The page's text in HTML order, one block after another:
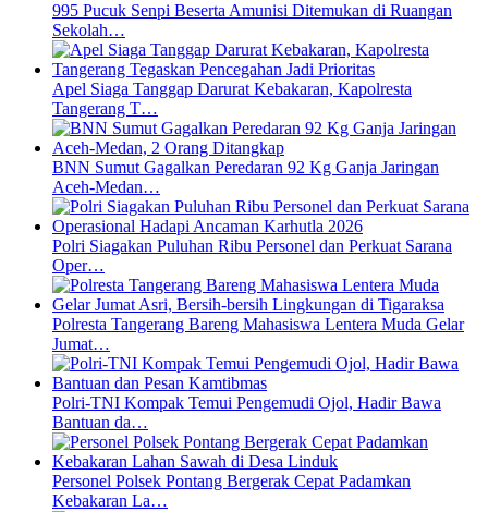
995 Pucuk Senpi Beserta Amunisi Ditemukan di Ruangan
Sekolah…
Apel Siaga Tanggap Darurat Kebakaran, Kapolresta
Tangerang T…
BNN Sumut Gagalkan Peredaran 92 Kg Ganja Jaringan
Aceh-Medan…
Polri Siagakan Puluhan Ribu Personel dan Perkuat Sarana
Oper…
Polresta Tangerang Bareng Mahasiswa Lentera Muda Gelar
Jumat…
Polri-TNI Kompak Temui Pengemudi Ojol, Hadir Bawa
Bantuan da…
Personel Polsek Pontang Bergerak Cepat Padamkan
Kebakaran La…